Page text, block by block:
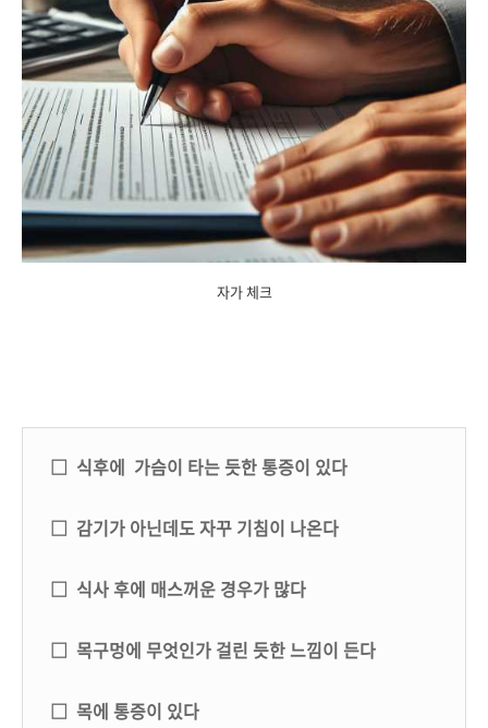
자가 체크
□ 식후에 가슴이 타는 듯한 통증이 있다
□ 감기가 아닌데도 자꾸 기침이 나온다
□ 식사 후에 매스꺼운 경우가 많다
□ 목구멍에 무엇인가 걸린 듯한 느낌이 든다
□ 목에 통증이 있다